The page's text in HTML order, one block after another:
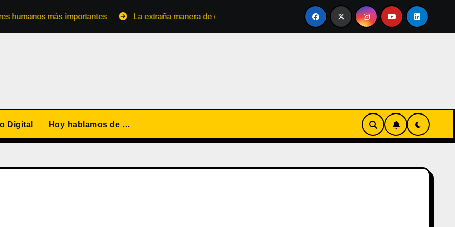
más importantes La extraña manera de convertirse en familia El primer tour de la India Chiquitina
Digital Hoy hablamos de …